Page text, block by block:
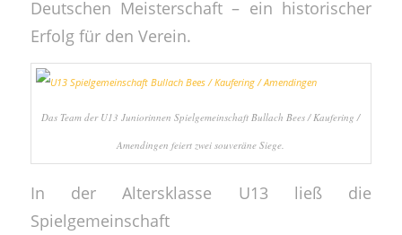
Deutschen Meisterschaft – ein historischer
Erfolg für den Verein.
Das Team der U13 Juniorinnen Spielgemeinschaft Bullach Bees / Kaufering /
Amendingen feiert zwei souveräne Siege.
In der Altersklasse U13 ließ die
Spielgemeinschaft